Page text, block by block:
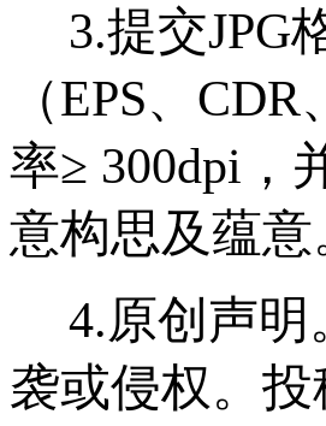
3.提交JPG
（EPS、
率≥ 300dpi，
意构思及蕴意
4.原创声
袭或侵权。